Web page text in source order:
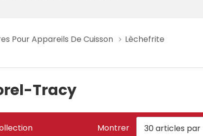
Pour Appareils De Cuisson Lèchefrite
Tracy
Montrer